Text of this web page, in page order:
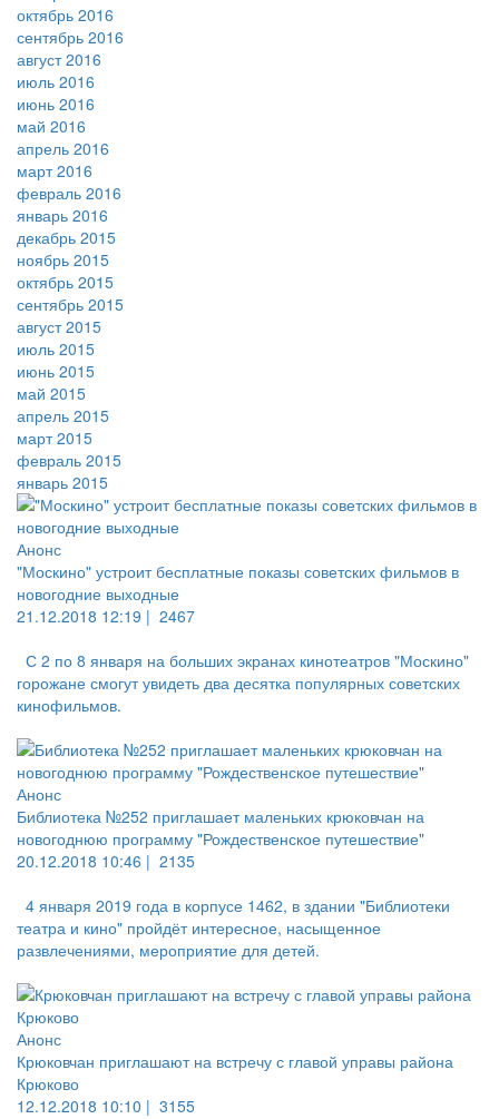
октябрь 2016
сентябрь 2016
август 2016
июль 2016
июнь 2016
май 2016
апрель 2016
март 2016
февраль 2016
январь 2016
декабрь 2015
ноябрь 2015
октябрь 2015
сентябрь 2015
август 2015
июль 2015
июнь 2015
май 2015
апрель 2015
март 2015
февраль 2015
январь 2015
Анонс
"Москино" устроит бесплатные показы советских фильмов в
новогодние выходные
21.12.2018 12:19 | 2467
С 2 по 8 января на больших экранах кинотеатров "Москино"
горожане смогут увидеть два десятка популярных советских
кинофильмов.
Анонс
Библиотека №252 приглашает маленьких крюковчан на
новогоднюю программу "Рождественское путешествие"
20.12.2018 10:46 | 2135
4 января 2019 года в корпусе 1462, в здании "Библиотеки
театра и кино" пройдёт интересное, насыщенное
развлечениями, мероприятие для детей.
Анонс
Крюковчан приглашают на встречу с главой управы района
Крюково
12.12.2018 10:10 | 3155